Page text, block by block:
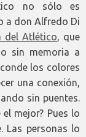
no sólo es
a don Alfredo Di
del Atlético, que
sin memoria a
los colores
una conexión,
sin puentes.
mejor? Pues lo
Las personas lo